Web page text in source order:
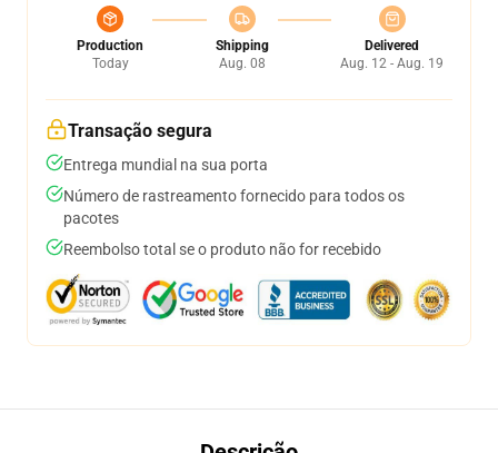
Production
Today
Shipping
Aug. 08
Delivered
Aug. 12 - Aug. 19
Transação segura
Entrega mundial na sua porta
Número de rastreamento fornecido para todos os
pacotes
Reembolso total se o produto não for recebido